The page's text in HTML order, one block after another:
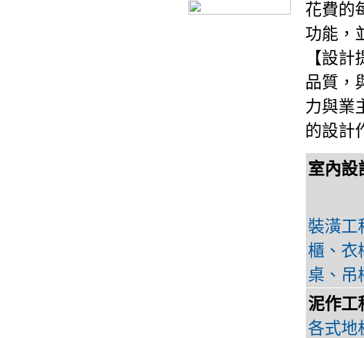
花費的
功能，
【設
品質，
力與業
的設計
室內設
裝潢工
櫃、衣
桌、吊
泥作工
各式地